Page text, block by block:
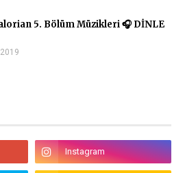
5. Bölüm Müzikleri 🎧 DİNLE